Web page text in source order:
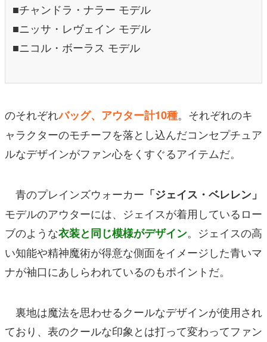
■チャンドラ・ナラー モデル
■ニッサ・レヴェイン モデル
■ニコル・ボーラス モデル
のそれぞれバッグ、アウター計10種。それぞれのキ
ャラクターのモチーフを落とし込んだコンセプチュア
ルなデザインがファン心をくすぐるアイテムだ。
青のプレインズウォーカー 「ジェイス・ベレレン」
モデルのアウターには、ジェイスが着用しているロー
ブのような衣装と同じ模様がデザイン。ジェイスの高
い知能や精神魔術が得意な側面をイメージした青いマ
ナが袖口にあしらわれているのもポイントだ。
裏地は魔法を思わせるクールなデザインが使用され
ており、表のクールな印象とは打って変わってファン